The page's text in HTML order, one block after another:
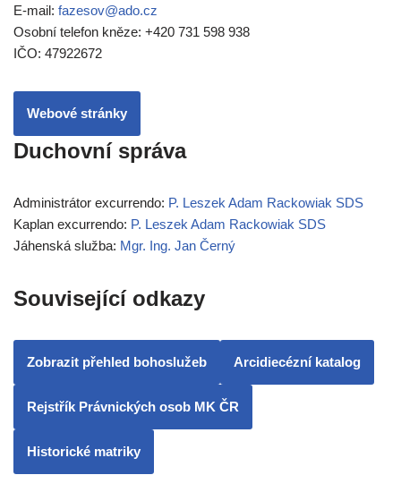
E-mail: fazesov@ado.cz
Osobní telefon kněze: +420 731 598 938
IČO: 47922672
Webové stránky
Duchovní správa
Administrátor excurrendo: P. Leszek Adam Rackowiak SDS
Kaplan excurrendo: P. Leszek Adam Rackowiak SDS
Jáhenská služba: Mgr. Ing. Jan Černý
Související odkazy
Zobrazit přehled bohoslužeb Arcidiecézní katalog
Rejstřík Právnických osob MK ČR
Historické matriky